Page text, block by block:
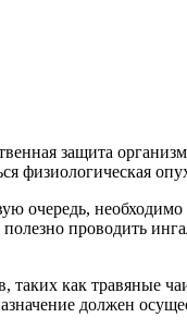
защита
физиологическая
очередь, необходимо
проводить
таких как травяные
должен